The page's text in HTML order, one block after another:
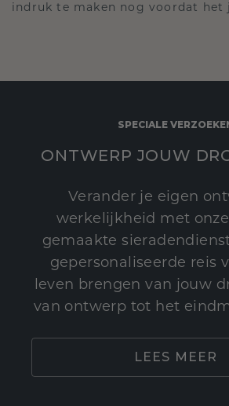
indruk te maken nog voordat het
SPECIALE
ONTWERP JOUW
Verander je eigen
werkelijkheid met
gemaakte
gepersonaliseerde reis
leven brengen van jouw
van ontwerp tot het
LEES MEER